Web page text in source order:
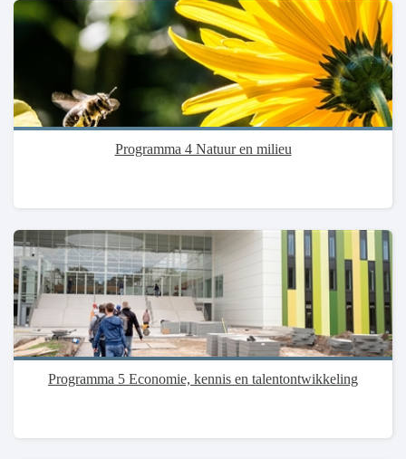
Programma 4 Natuur en milieu
Programma 5 Economie, kennis en talentontwikkeling